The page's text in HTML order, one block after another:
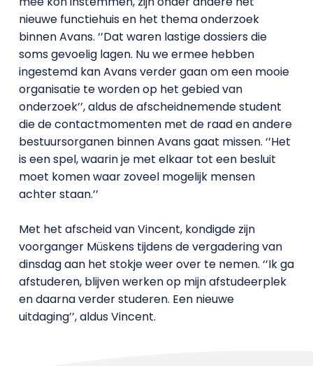
nieuwe functiehuis en het thema onderzoek
binnen Avans. ‘’Dat waren lastige dossiers die
soms gevoelig lagen. Nu we ermee hebben
ingestemd kan Avans verder gaan om een mooie
organisatie te worden op het gebied van
onderzoek’’, aldus de afscheidnemende student
die de contactmomenten met de raad en andere
bestuursorganen binnen Avans gaat missen. ‘’Het
is een spel, waarin je met elkaar tot een besluit
moet komen waar zoveel mogelijk mensen
achter staan.’’
Met het afscheid van Vincent, kondigde zijn
voorganger Müskens tijdens de vergadering van
dinsdag aan het stokje weer over te nemen. ‘’Ik ga
afstuderen, blijven werken op mijn afstudeerplek
en daarna verder studeren. Een nieuwe
uitdaging’’, aldus Vincent.